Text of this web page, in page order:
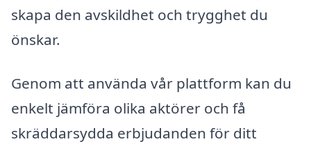
skapa den avskildhet och trygghet du
önskar.
Genom att använda vår plattform kan du
enkelt jämföra olika aktörer och få
skräddarsydda erbjudanden för ditt